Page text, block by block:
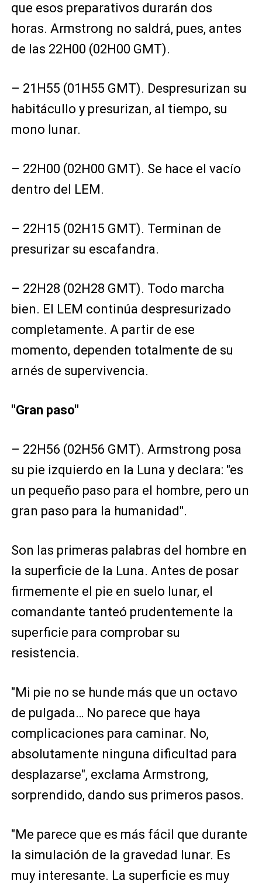
que esos preparativos durarán dos
horas. Armstrong no saldrá, pues, antes
de las 22H00 (02H00 GMT).
– 21H55 (01H55 GMT). Despresurizan su
habitácullo y presurizan, al tiempo, su
mono lunar.
– 22H00 (02H00 GMT). Se hace el vacío
dentro del LEM.
– 22H15 (02H15 GMT). Terminan de
presurizar su escafandra.
– 22H28 (02H28 GMT). Todo marcha
bien. El LEM continúa despresurizado
completamente. A partir de ese
momento, dependen totalmente de su
arnés de supervivencia.
"Gran paso"
– 22H56 (02H56 GMT). Armstrong posa
su pie izquierdo en la Luna y declara: "es
un pequeño paso para el hombre, pero un
gran paso para la humanidad".
Son las primeras palabras del hombre en
la superficie de la Luna. Antes de posar
firmemente el pie en suelo lunar, el
comandante tanteó prudentemente la
superficie para comprobar su
resistencia.
"Mi pie no se hunde más que un octavo
de pulgada… No parece que haya
complicaciones para caminar. No,
absolutamente ninguna dificultad para
desplazarse", exclama Armstrong,
sorprendido, dando sus primeros pasos.
"Me parece que es más fácil que durante
la simulación de la gravedad lunar. Es
muy interesante. La superficie es muy